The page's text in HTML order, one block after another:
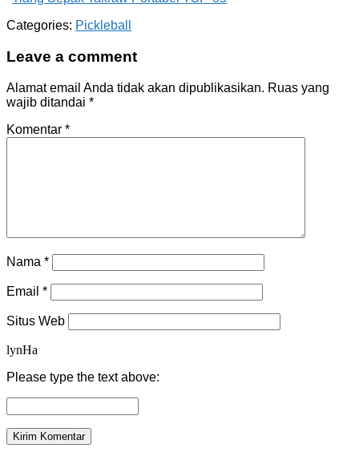
Categories: Pickleball
Leave a comment
Alamat email Anda tidak akan dipublikasikan. Ruas yang
wajib ditandai *
Komentar *
Nama *
Email *
Situs Web
lynHa
Please type the text above: